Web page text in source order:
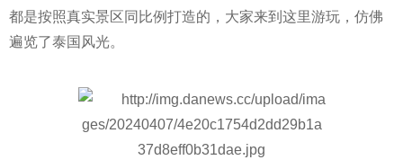
都是按照真实景区同比例打造的，大家来到这里游玩，仿佛
遍览了泰国风光。